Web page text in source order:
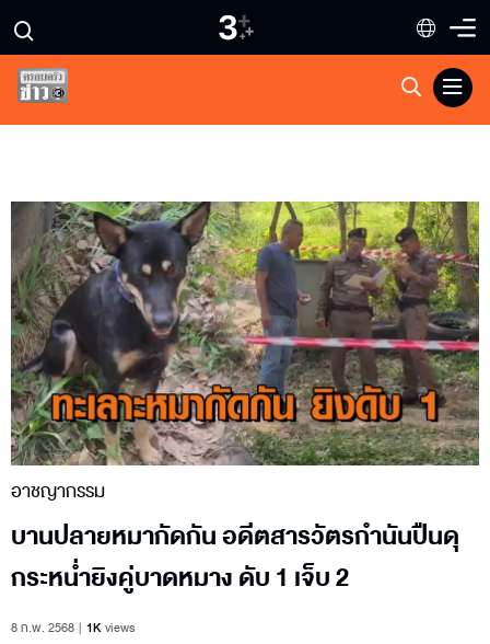
อาชญากรรม
บานปลายหมากัดกัน อดีตสารวัตรกำนันปืนดุ
กระหน่ำยิงคู่บาดหมาง ดับ 1 เจ็บ 2
8 ก.พ. 2568 1Kviews